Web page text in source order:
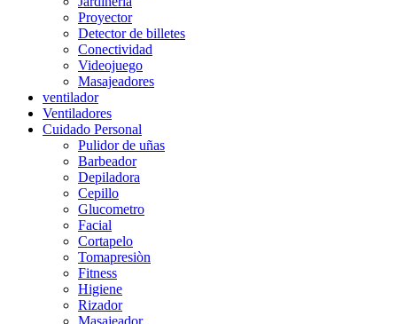
Proyector
Detector de billetes
Conectividad
Videojuego
Masajeadores
ventilador
Ventiladores
Cuidado Personal
Pulidor de uñas
Barbeador
Depiladora
Cepillo
Glucometro
Facial
Cortapelo
Tomapresiòn
Fitness
Higiene
Rizador